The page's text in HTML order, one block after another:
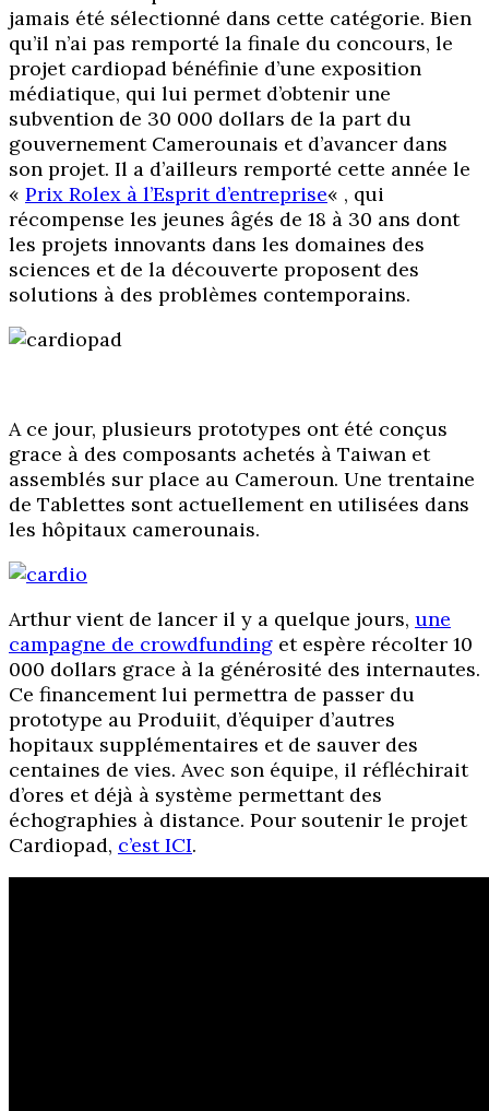
jamais été sélectionné dans cette catégorie. Bien
qu’il n’ai pas remporté la finale du concours, le
projet cardiopad bénéfinie d’une exposition
médiatique, qui lui permet d’obtenir une
subvention de 30 000 dollars de la part du
gouvernement Camerounais et d’avancer dans
son projet. Il a d’ailleurs remporté cette année le
« Prix Rolex à l’Esprit d’entreprise« , qui
récompense les jeunes âgés de 18 à 30 ans dont
les projets innovants dans les domaines des
sciences et de la découverte proposent des
solutions à des problèmes contemporains.
A ce jour, plusieurs prototypes ont été conçus
grace à des composants achetés à Taiwan et
assemblés sur place au Cameroun. Une trentaine
de Tablettes sont actuellement en utilisées dans
les hôpitaux camerounais.
Arthur vient de lancer il y a quelque jours, une
campagne de crowdfunding et espère récolter 10
000 dollars grace à la générosité des internautes.
Ce financement lui permettra de passer du
prototype au Produiit, d’équiper d’autres
hopitaux supplémentaires et de sauver des
centaines de vies. Avec son équipe, il réfléchirait
d’ores et déjà à système permettant des
échographies à distance. Pour soutenir le projet
Cardiopad, c’est ICI.